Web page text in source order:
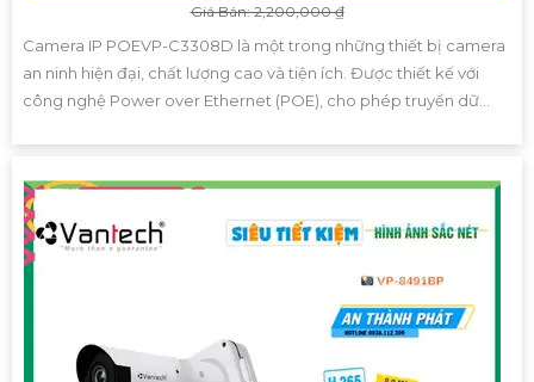
Giá Bán: 2,200,000 ₫
Camera IP POEVP-C3308D là một trong những thiết bị camera
an ninh hiện đại, chất lượng cao và tiện ích. Được thiết kế với
công nghệ Power over Ethernet (POE), cho phép truyền dữ...